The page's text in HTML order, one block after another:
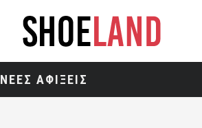
ΝΕΕΣ ΑΦΙΞΕΙΣ